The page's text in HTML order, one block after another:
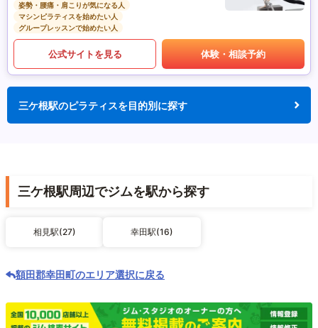
姿勢・腰痛・肩こりが気になる人
マシンピラティスを始めたい人
グループレッスンで始めたい人
公式サイトを見る 体験・相談予約
三ケ根駅のピラティスを目的別に探す
三ケ根駅周辺でジムを駅から探す
相見駅(27) 幸田駅(16)
額田郡幸田町のエリア選択に戻る